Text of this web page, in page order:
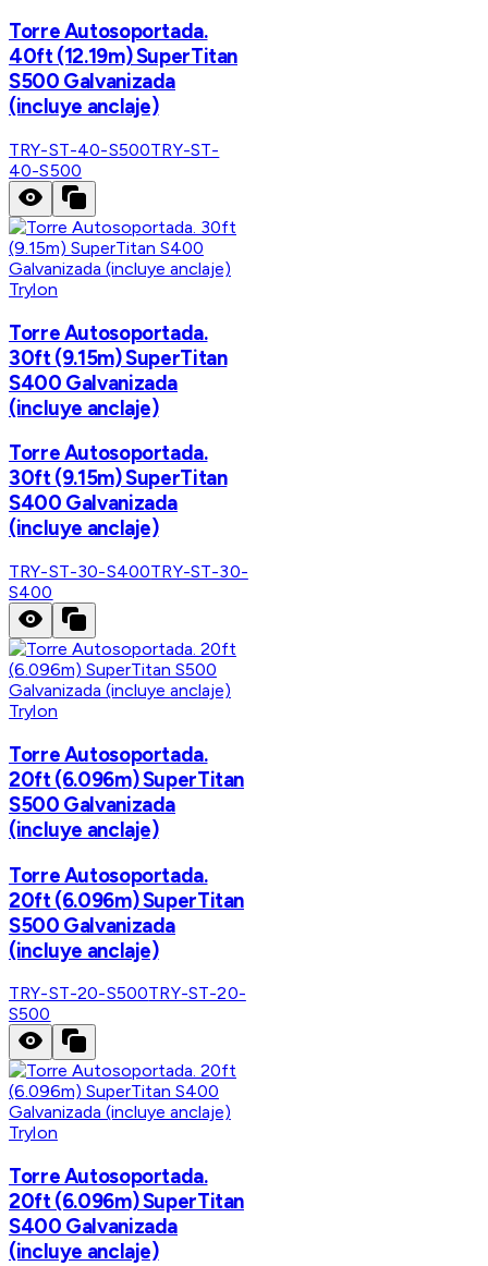
Torre Autosoportada.
40ft (12.19m) SuperTitan
S500 Galvanizada
(incluye anclaje)
TRY-ST-40-S500TRY-ST-
40-S500
Trylon
Torre Autosoportada.
30ft (9.15m) SuperTitan
S400 Galvanizada
(incluye anclaje)
Torre Autosoportada.
30ft (9.15m) SuperTitan
S400 Galvanizada
(incluye anclaje)
TRY-ST-30-S400TRY-ST-30-
S400
Trylon
Torre Autosoportada.
20ft (6.096m) SuperTitan
S500 Galvanizada
(incluye anclaje)
Torre Autosoportada.
20ft (6.096m) SuperTitan
S500 Galvanizada
(incluye anclaje)
TRY-ST-20-S500TRY-ST-20-
S500
Trylon
Torre Autosoportada.
20ft (6.096m) SuperTitan
S400 Galvanizada
(incluye anclaje)